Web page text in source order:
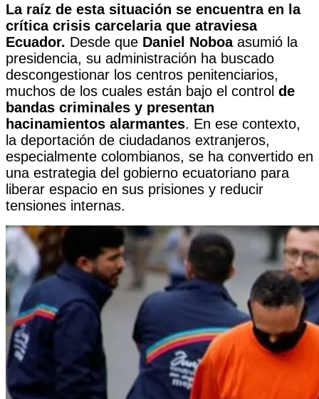
La raíz de esta situación se encuentra en la
crítica crisis carcelaria que atraviesa
Ecuador. Desde que Daniel Noboaasumió la
presidencia, su administración ha buscado
descongestionar los centros penitenciarios,
muchos de los cuales están bajo el control de
bandas criminales y presentan
hacinamientos alarmantes. En ese contexto,
la deportación de ciudadanos extranjeros,
especialmente colombianos, se ha convertido en
una estrategia del gobierno ecuatoriano para
liberar espacio en sus prisiones y reducir
tensiones internas.